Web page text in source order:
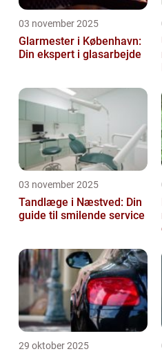
03 november 2025
Glarmester i København:
Din ekspert i glasarbejde
03 november 2025
Tandlæge i Næstved: Din
guide til smilende service
29 oktober 2025